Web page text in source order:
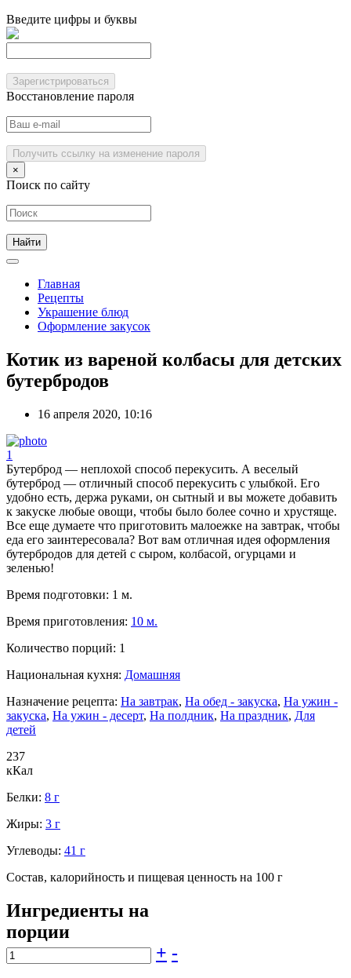
Введите цифры и буквы
Зарегистрироваться
Восстановление пароля
Получить ссылку на изменение пароля
×
Поиск по сайту
Главная
Рецепты
Украшение блюд
Оформление закусок
Котик из вареной колбасы для детских
бутербродов
16 апреля 2020, 10:16
1
Бутерброд — неплохой способ перекусить. А веселый
бутерброд — отличный способ перекусить с улыбкой. Его
удобно есть, держа руками, он сытный и вы можете добавить
к закуске любые овощи, чтобы было более сочно и хрустяще.
Все еще думаете что приготовить малоежке на завтрак, чтобы
еда его заинтересовала? Вот вам отличная идея оформления
бутербродов для детей с сыром, колбасой, огурцами и
зеленью!
Время подготовки: 1 м.
Время приготовления: 10 м.
Количество порций: 1
Национальная кухня: Домашняя
Назначение рецепта: На завтрак, На обед - закуска, На ужин -
закуска, На ужин - десерт, На полдник, На праздник, Для
детей
237
кКал
Белки: 8 г
Жиры: 3 г
Углеводы: 41 г
Состав, калорийность и пищевая ценность на 100 г
Ингредиенты на
порции
+ -